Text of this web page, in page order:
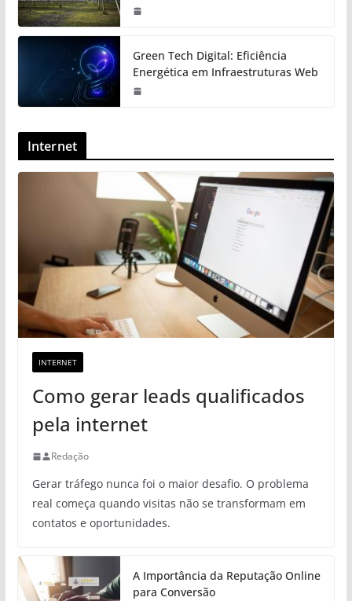
Green Tech Digital: Eficiência
Energética em Infraestruturas Web
Internet
INTERNET
Como gerar leads qualificados
pela internet
Redação
Gerar tráfego nunca foi o maior desafio. O problema
real começa quando visitas não se transformam em
contatos e oportunidades.
A Importância da Reputação Online
para Conversão